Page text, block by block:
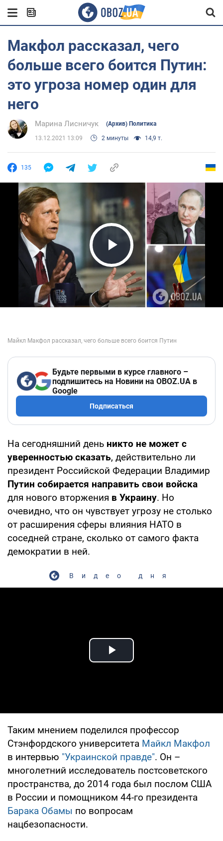
Макфол рассказал, чего
больше всего боится Путин:
это угроза номер один для
него
Марина Лисничук (Архив) Политика
13.12.2021 13:09 2 минуты 14,9 т.
135
Play Video
Будьте первыми в курсе главного –
подпишитесь на Новини на OBOZ.UA в
Google
Подписаться
На сегодняшний день никто не может с
уверенностью сказать, действительно ли
президент Российской Федерации Владимир
Путин собирается направить свои войска
для нового вторжения в Украину. Но
очевидно, что он чувствует угрозу не столько
от расширения сферы влияния НАТО в
соседней стране, сколько от самого факта
демократии в ней.
Видео дня
Play Video
Таким мнением поделился профессор
Стэнфордского университета Майкл Макфол
в интервью "Украинской правде". Он –
многолетний исследователь постсоветского
пространства, до 2014 года был послом США
в России и помощником 44-го президента
Барака Обамы по вопросам
нацбезопасности.